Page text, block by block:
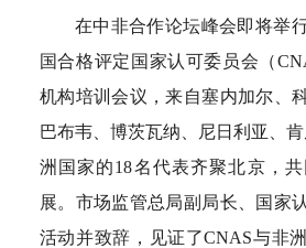
在中非合作论坛峰会即将举
国合格评定国家认可委员会（
机构培训会议，来自塞内加尔、
巴布韦、博茨瓦纳、尼日利亚、
洲国家的18名代表齐聚北京，
展。市场监管总局副局长、国家
活动并致辞，见证了CNAS与非